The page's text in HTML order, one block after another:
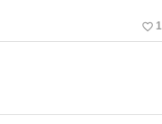
favorite_border